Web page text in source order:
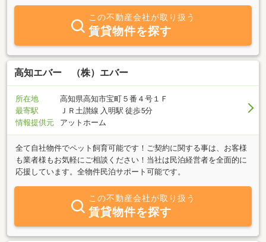
だけではなく、不動産に関するさまざまなご相談を承ります。専門
家のアドバイザースタッフとともにお客様のお幸せにつながる不動
産の適切なアドバイスと情報をご提供させて頂きます。
この不動産会社が取り扱う
賃貸物件を探す
高知エバー （株）エバー
所在地
高知県高知市宝町５番４号１Ｆ
最寄駅
ＪＲ土讃線 入明駅 徒歩5分
情報提供元
アットホーム
全て自社物件でペット飼育可能です！ご契約に関する事は、お客様
も業者様もお気軽にご相談ください！当社は民泊経営者を全面的に
応援しています。全物件民泊サポート可能です。
この不動産会社が取り扱う
賃貸物件を探す